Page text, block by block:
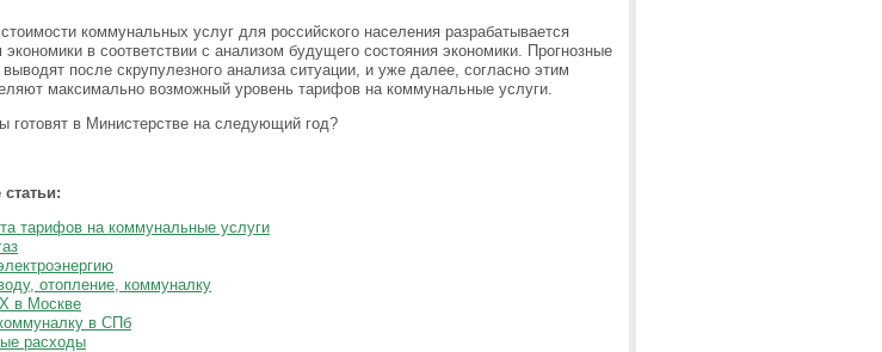
коммунальных услуг для российского населения разрабатывается
экономики в соответствии с анализом будущего состояния экономики. Прогнозные
после скрупулезного анализа ситуации, и уже далее, согласно этим
максимально возможный уровень тарифов на коммунальные услуги.
готовят в Министерстве на следующий год?
тарифов на коммунальные услуги
отопление, коммуналку
в Москве
в СПб
расходы